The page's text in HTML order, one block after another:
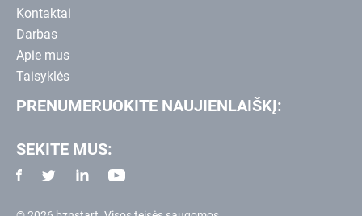
Kontaktai
Darbas
Apie mus
Taisyklės
PRENUMERUOKITE NAUJIENLAIŠKĮ:
SEKITE MUS: